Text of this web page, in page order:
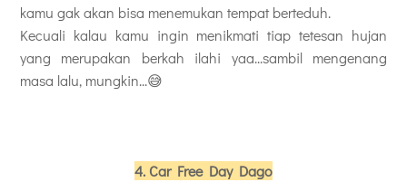
kamu gak akan bisa menemukan tempat berteduh.
Kecuali kalau kamu ingin menikmati tiap tetesan hujan
yang merupakan berkah ilahi yaa...sambil mengenang
masa lalu, mungkin...😅
4. Car Free Day Dago